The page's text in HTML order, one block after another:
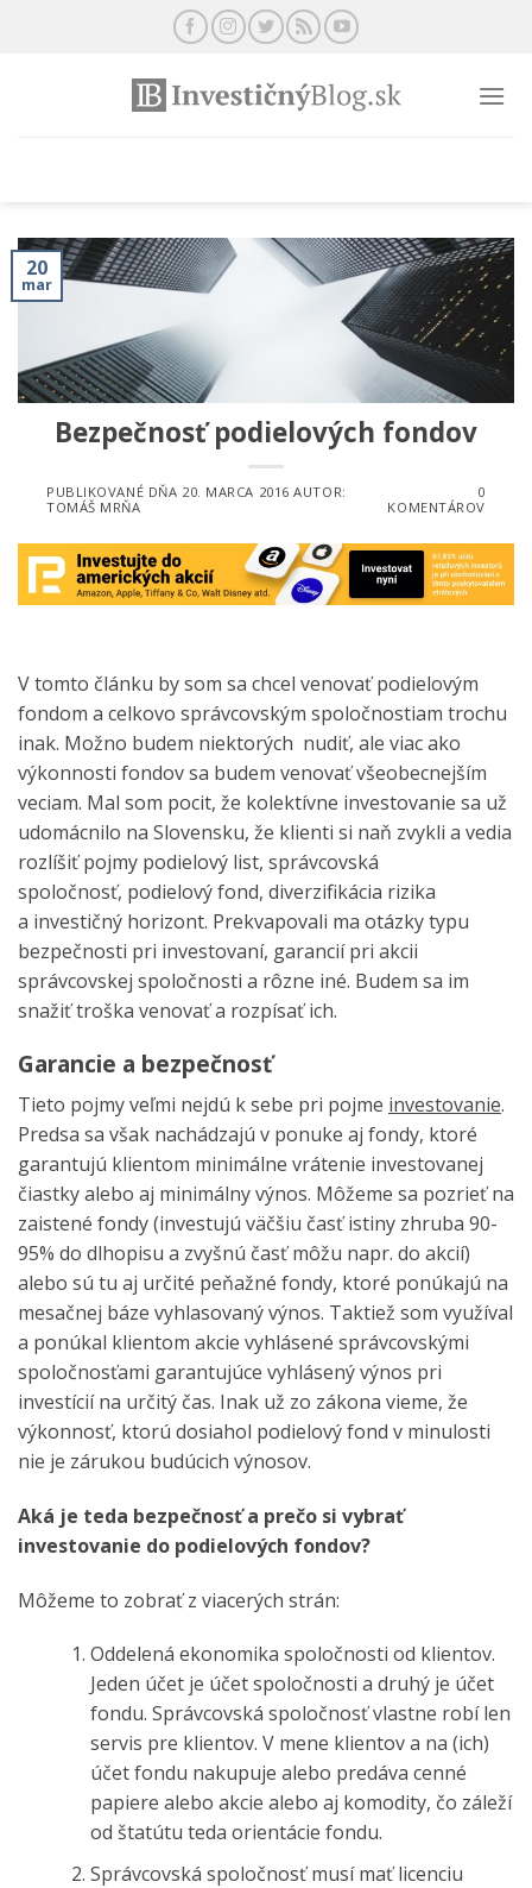
20
mar
Bezpečnosť podielových fondov
PUBLIKOVANÉ DŇA 20. MARCA 2016 AUTOR:
TOMÁŠ MRŇA
0
KOMENTÁROV
V tomto článku by som sa chcel venovať podielovým
fondom a celkovo správcovským spoločnostiam trochu
inak. Možno budem niektorých nudiť, ale viac ako
výkonnosti fondov sa budem venovať všeobecnejším
veciam. Mal som pocit, že kolektívne investovanie sa už
udomácnilo na Slovensku, že klienti si naň zvykli a vedia
rozlíšiť pojmy podielový list, správcovská
spoločnosť, podielový fond, diverzifikácia rizika
a investičný horizont. Prekvapovali ma otázky typu
bezpečnosti pri investovaní, garancií pri akcii
správcovskej spoločnosti a rôzne iné. Budem sa im
snažiť troška venovať a rozpísať ich.
Garancie a bezpečnosť
Tieto pojmy veľmi nejdú k sebe pri pojme investovanie.
Predsa sa však nachádzajú v ponuke aj fondy, ktoré
garantujú klientom minimálne vrátenie investovanej
čiastky alebo aj minimálny výnos. Môžeme sa pozrieť na
zaistené fondy (investujú väčšiu časť istiny zhruba 90-
95% do dlhopisu a zvyšnú časť môžu napr. do akcií)
alebo sú tu aj určité peňažné fondy, ktoré ponúkajú na
mesačnej báze vyhlasovaný výnos. Taktiež som využíval
a ponúkal klientom akcie vyhlásené správcovskými
spoločnosťami garantujúce vyhlásený výnos pri
investícií na určitý čas. Inak už zo zákona vieme, že
výkonnosť, ktorú dosiahol podielový fond v minulosti
nie je zárukou budúcich výnosov.
Aká je teda bezpečnosť a prečo si vybrať
investovanie do podielových fondov?
Môžeme to zobrať z viacerých strán:
Oddelená ekonomika spoločnosti od klientov.
Jeden účet je účet spoločnosti a druhý je účet
fondu. Správcovská spoločnosť vlastne robí len
servis pre klientov. V mene klientov a na (ich)
účet fondu nakupuje alebo predáva cenné
papiere alebo akcie alebo aj komodity, čo záleží
od štatútu teda orientácie fondu.
Správcovská spoločnosť musí mať licenciu